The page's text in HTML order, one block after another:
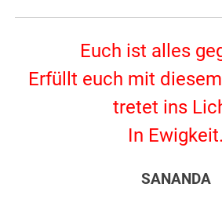
Euch ist alles
Erfüllt euch mit
tretet ins
In Ewigkeit.
SANANDA